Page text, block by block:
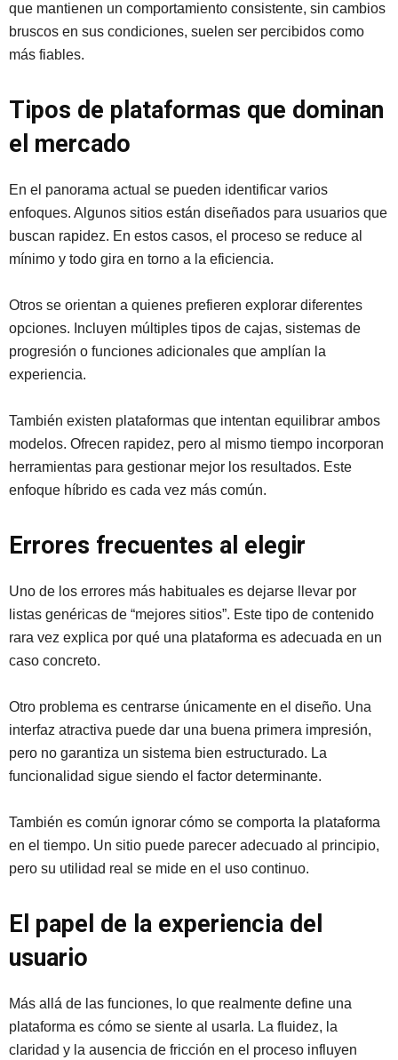
que mantienen un comportamiento consistente, sin cambios
bruscos en sus condiciones, suelen ser percibidos como
más fiables.
Tipos de plataformas que dominan
el mercado
En el panorama actual se pueden identificar varios
enfoques. Algunos sitios están diseñados para usuarios que
buscan rapidez. En estos casos, el proceso se reduce al
mínimo y todo gira en torno a la eficiencia.
Otros se orientan a quienes prefieren explorar diferentes
opciones. Incluyen múltiples tipos de cajas, sistemas de
progresión o funciones adicionales que amplían la
experiencia.
También existen plataformas que intentan equilibrar ambos
modelos. Ofrecen rapidez, pero al mismo tiempo incorporan
herramientas para gestionar mejor los resultados. Este
enfoque híbrido es cada vez más común.
Errores frecuentes al elegir
Uno de los errores más habituales es dejarse llevar por
listas genéricas de “mejores sitios”. Este tipo de contenido
rara vez explica por qué una plataforma es adecuada en un
caso concreto.
Otro problema es centrarse únicamente en el diseño. Una
interfaz atractiva puede dar una buena primera impresión,
pero no garantiza un sistema bien estructurado. La
funcionalidad sigue siendo el factor determinante.
También es común ignorar cómo se comporta la plataforma
en el tiempo. Un sitio puede parecer adecuado al principio,
pero su utilidad real se mide en el uso continuo.
El papel de la experiencia del
usuario
Más allá de las funciones, lo que realmente define una
plataforma es cómo se siente al usarla. La fluidez, la
claridad y la ausencia de fricción en el proceso influyen